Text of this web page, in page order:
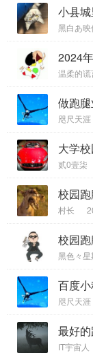
黑白あ映
温柔的谎
做跑
咫尺天涯
贰0壹柒
村长
黑色々星
咫尺天涯
最好
IT宇宙人